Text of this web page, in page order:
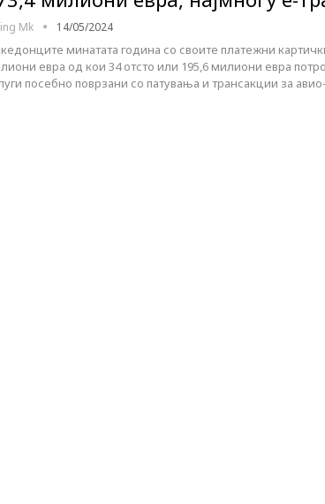
Mk 14/05/2024
минатата година со своите платежни
евра од кои 34 отсто или 195,6 милиони евра
посебно поврзани со патувања и трансакции за